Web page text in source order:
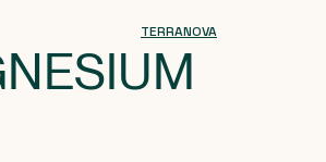
TERRANOVA